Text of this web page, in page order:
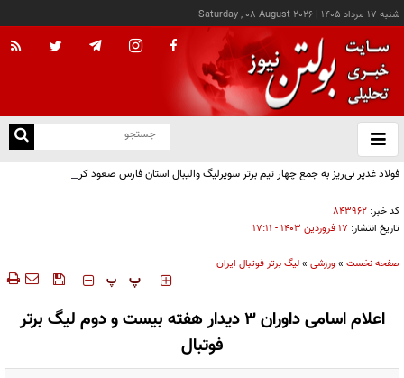
شنبه ۱۷ مرداد ۱۴۰۵ |
Saturday , 08 August 2026
باز
و
فولاد غدیر نی‌ریز به جمع چهار تیم برتر سوپرلیگ والیبال استان فارس صعود کرد
کد خبر: ۸۴۳۹۶۲
تاریخ انتشار: ۱۷ فروردين ۱۴۰۳ - ۱۷:۱۱
صفحه نخست »ورزشی »لیگ برتر فوتبال ایران
‍‍‍ پ پ
اعلام اسامی داوران ۳ دیدار هفته بیست و دوم لیگ برتر
فوتبال